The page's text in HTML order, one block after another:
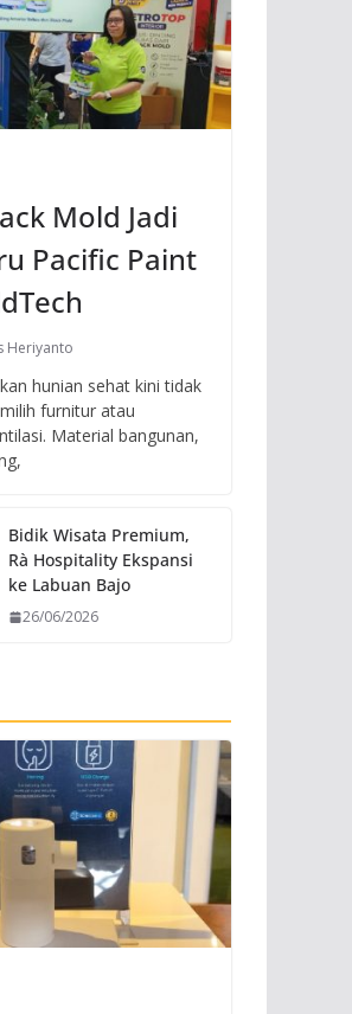
Mold Jadi
Pacific Paint
Heriyanto
hunian sehat kini tidak
furnitur atau
Material bangunan,
Bidik Wisata Premium,
Rà Hospitality Ekspansi
ke Labuan Bajo
26/06/2026